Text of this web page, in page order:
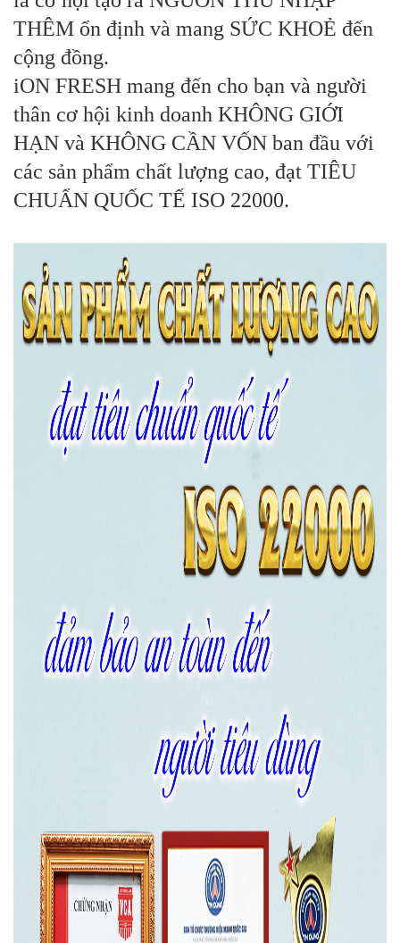
THÊM ổn định và mang SỨC KHOẺ đến
cộng đồng.
iON FRESH mang đến cho bạn và người
thân cơ hội kinh doanh KHÔNG GIỚI
HẠN và KHÔNG CẦN VỐN ban đầu với
các sản phẩm chất lượng cao, đạt TIÊU
CHUẨN QUỐC TẾ ISO 22000.